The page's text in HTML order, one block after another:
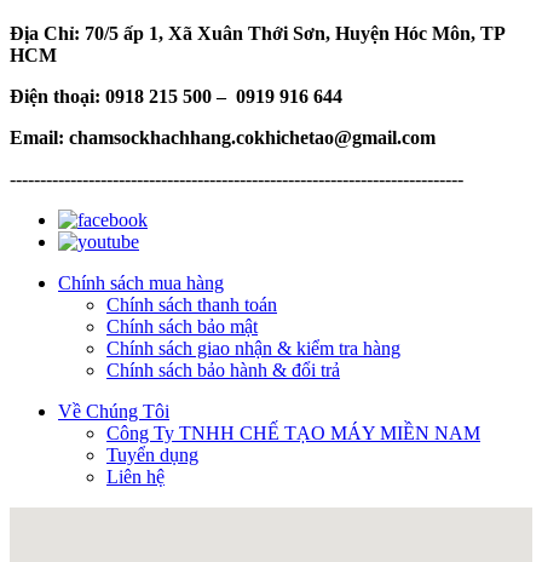
Địa Chỉ: 70/5 ấp 1, Xã Xuân Thới Sơn, Huyện Hóc Môn, TP
HCM
Điện thoại: 0918 215 500 – 0919 916 644
Email: chamsockhachhang.cokhichetao@gmail.com
---------------------------------------------------------------------------
Chính sách mua hàng
Chính sách thanh toán
Chính sách bảo mật
Chính sách giao nhận & kiểm tra hàng
Chính sách bảo hành & đổi trả
Về Chúng Tôi
Công Ty TNHH CHẾ TẠO MÁY MIỀN NAM
Tuyển dụng
Liên hệ